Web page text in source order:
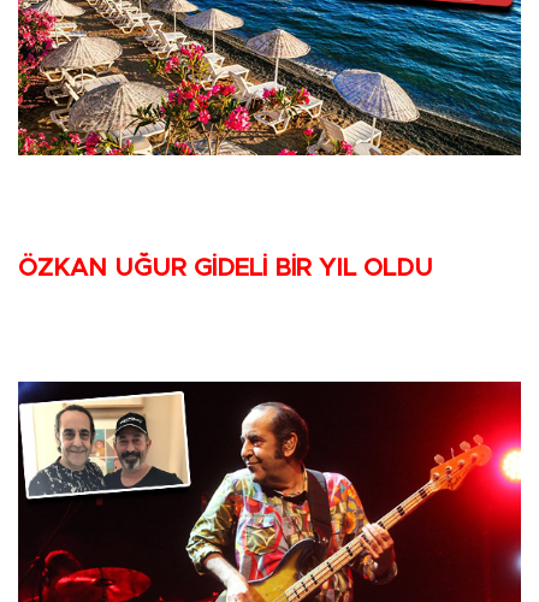
ÖZKAN UĞUR GİDELİ BİR YIL OLDU